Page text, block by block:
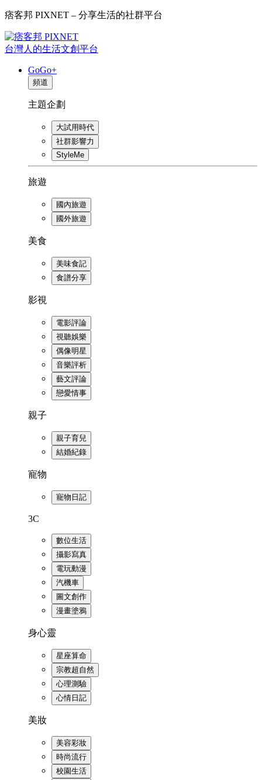
痞客邦 PIXNET – 分享生活的社群平台
台灣人的生活文創平台
GoGo+
頻道
主題企劃
大試用時代
社群影響力
StyleMe
旅遊
國內旅遊
國外旅遊
美食
美味食記
食譜分享
影視
電影評論
視聽娛樂
偶像明星
音樂評析
藝文評論
戀愛情事
親子
親子育兒
結婚紀錄
寵物
寵物日記
3C
數位生活
攝影寫真
電玩動漫
汽機車
圖文創作
漫畫塗鴉
身心靈
星座算命
宗教超自然
心理測驗
心情日記
美妝
美容彩妝
時尚流行
校園生活